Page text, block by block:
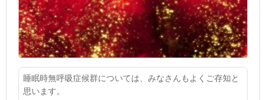
睡眠時無呼吸症候群については、みなさんもよくご存知と
思います。